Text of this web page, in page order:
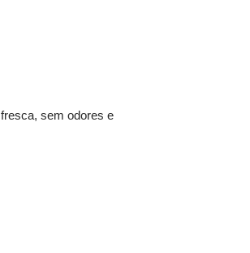
sem odores e